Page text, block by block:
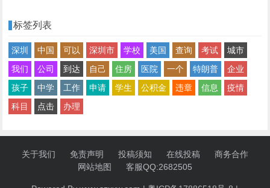
标签列表
深圳 中国 可以 深圳市 学校 美国 查询 考试
城市
我们
公司 到达 自己 住房 医院 一个 特朗普
企业
孩子
中学 工作 申请 学生 公积金 违章 信息
疫情
科目
点击 办理
关于我们 免责声明 投稿须知 在线投稿
商务合作
网站地图
客服QQ:2682505